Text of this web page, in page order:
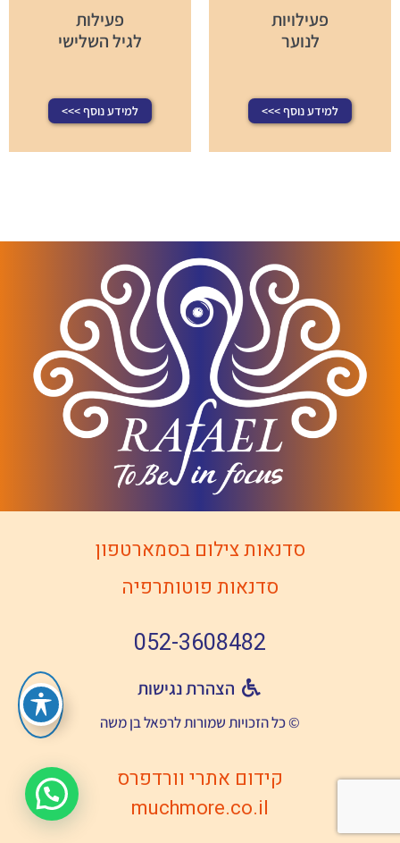
פעילויות
לנוער
למידע נוסף >>>
פעילות
לגיל השלישי
למידע נוסף >>>
סדנאות צילום בסמארטפון
סדנאות פוטותרפיה
052-3608482
הצהרת נגישות
© כל הזכויות שמורות לרפאל בן משה
קידום אתרי וורדפרס
muchmore.co.il